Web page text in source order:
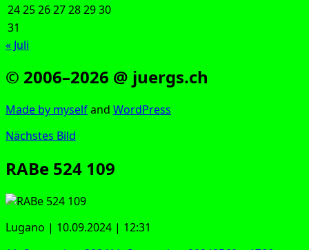
24252627282930
31
« Juli
© 2006–2026 @ juergs.ch
Made by mys­elfand Word­Press
Nächstes Bild
RABe 524 109
Luga­no | 10.09.2024 | 12:31